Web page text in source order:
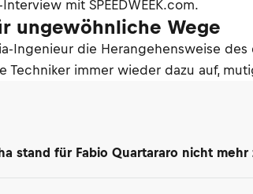
mit SPEEDWEEK.com.
ungewöhnliche Wege
Ingenieur die Herangehensweise
Techniker immer wieder dazu auf,
stand für Fabio Quartararo nicht